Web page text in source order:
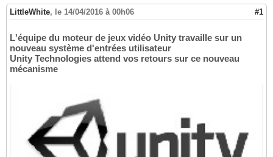
LittleWhite, le 14/04/2016 à 00h06 #1
L'équipe du moteur de jeux vidéo Unity travaille sur un
nouveau système d'entrées utilisateur
Unity Technologies attend vos retours sur ce nouveau
mécanisme